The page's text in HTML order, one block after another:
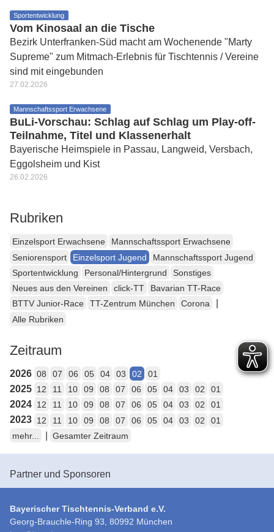
Sportentwicklung
Vom Kinosaal an die Tische
Bezirk Unterfranken-Süd macht am Wochenende "Marty
Supreme" zum Mitmach-Erlebnis für Tischtennis / Vereine
sind mit eingebunden
27.02.2026
Mannschaftssport Erwachsene
BuLi-Vorschau: Schlag auf Schlag um Play-off-
Teilnahme, Titel und Klassenerhalt
Bayerische Heimspiele in Passau, Langweid, Versbach,
Eggolsheim und Kist
26.02.2026
Rubriken
Einzelsport Erwachsene
Mannschaftssport Erwachsene
Seniorensport
Einzelsport Jugend
Mannschaftssport Jugend
Sportentwicklung
Personal/Hintergrund
Sonstiges
Neues aus den Vereinen
click-TT
Bavarian TT-Race
BTTV Junior-Race
TT-Zentrum München Corona
Alle Rubriken
Zeitraum
2026 08 07 06 05 04 03 02 01
2025 12 11 10 09 08 07 06 05 04 03 02 01
2024 12 11 10 09 08 07 06 05 04 03 02 01
2023 12 11 10 09 08 07 06 05 04 03 02
01
mehr...
Gesamter Zeitraum
Partner und Sponsoren
Bayerischer Tischtennis-Verband e.V.
Georg-Brauchle-Ring 93, 80992 München